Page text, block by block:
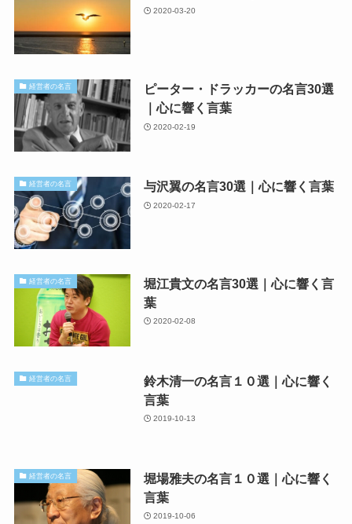
2020-03-20
経営者の名言
ピーター・ドラッカーの名言30選
｜心に響く言葉
2020-02-19
経営者の名言 与沢翼の名言30選｜心に響く言葉
2020-02-17
経営者の名言
堀江貴文の名言30選｜心に響く言
葉
2020-02-08
経営者の名言
鈴木清一の名言１０選｜心に響く
言葉
2019-10-13
経営者の名言
堀場雅夫の名言１０選｜心に響く
言葉
2019-10-06